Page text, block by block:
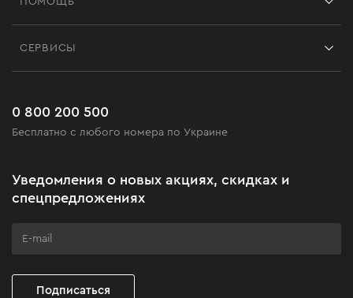
Черная пятница
Клуб мастерства
Часто задаваемые вопросы
СЕРВИСЫ
0 800 200 500
Бесплатно с любого номера по Украине
Уведомления о новых акциях, скидках и
спецпредложениях
Подписаться